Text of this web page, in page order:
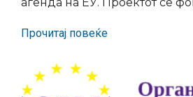
агенда на ЕУ. Проектот се
Прочитај повеќе